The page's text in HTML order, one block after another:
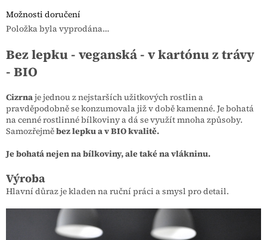
Možnosti doručení
Položka byla vyprodána…
Bez lepku - veganská - v kartónu z trávy
- BIO
Cizrnaje jednou z nejstarších užitkových rostlin a
pravděpodobně se konzumovala již v době kamenné. Je bohatá
na cenné rostlinné bílkoviny a dá se využít mnoha způsoby.
Samozřejměbez lepku a v BIO kvalitě.
Je bohatá nejen na bílkoviny, ale také na vlákninu.
Výroba
Hlavní důraz je kladen na ruční práci a smysl pro detail.